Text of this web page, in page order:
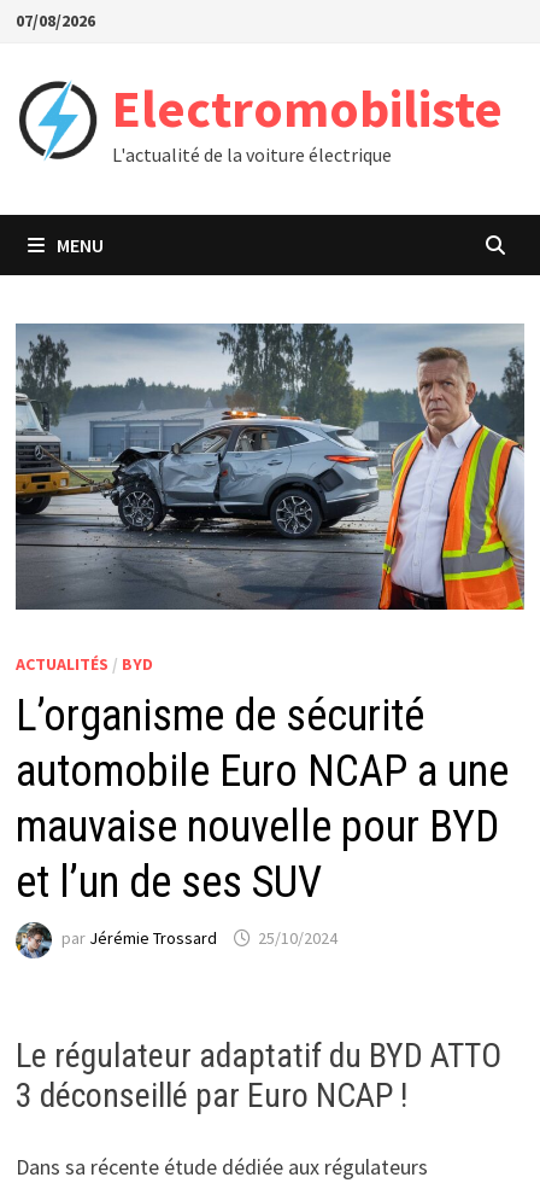
Passer
contenu
07/08/2026
Electromobiliste
L'actualité de la voiture électrique
MENU
ACTUALITÉS / BYD
L’organisme de sécurité
automobile Euro NCAP a une
mauvaise nouvelle pour BYD
et l’un de ses SUV
par Jérémie Trossard 25/10/2024
Le régulateur adaptatif du BYD ATTO
3 déconseillé par Euro NCAP !
Dans sa récente étude dédiée aux régulateurs